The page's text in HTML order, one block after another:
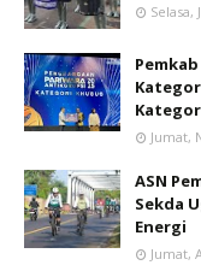
Selasa,
Jumat,
ASN
Sekda
Energi
Jumat,